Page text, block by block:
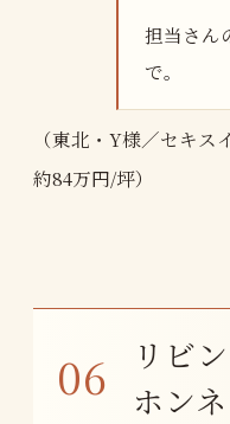
担当さん
で。
（東北・Y様／セキス
約84万円/坪）
リビ
ホンネ